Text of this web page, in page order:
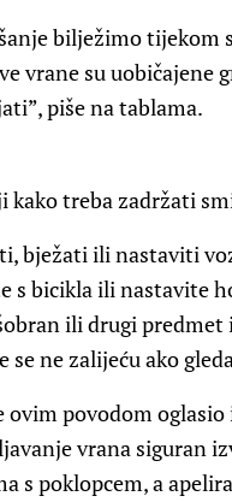
bilježimo tijekom
vrane su uobičajene
piše na tablama.
kako treba zadržati
bježati ili nastaviti
s bicikla ili nastavite
ili drugi predmet
se ne zalijeću ako
ovim povodom
vrana siguran
s poklopcem, a